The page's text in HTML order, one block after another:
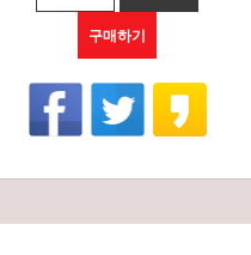
구매하기